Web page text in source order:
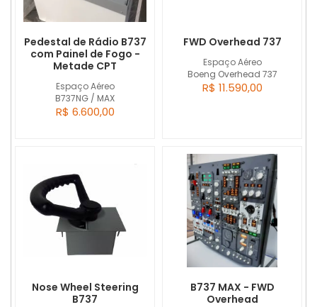
Espaço Aéreo
B737NG / MAX
Pedestal de Rádio B737
com Painel de Fogo -
Metade CPT
R$ 6.600,00
Espaço Aéreo
Boeng Overhead 737
FWD Overhead 737
R$ 11.590,00
Nose Wheel Steering
B737
B737 MAX - FWD
Overhead